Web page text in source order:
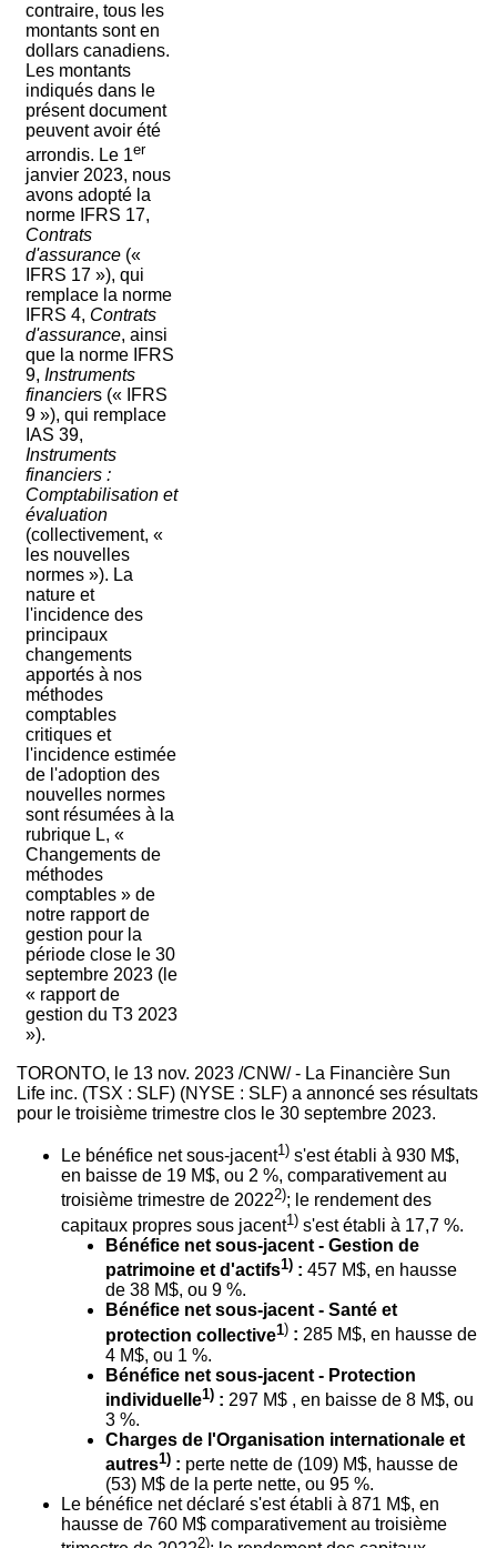
contraire, tous les
montants sont en
dollars canadiens.
Les montants
indiqués dans le
présent document
peuvent avoir été
arrondis. Le 1er
janvier 2023, nous
avons adopté la
norme IFRS 17,
Contrats
d'assurance(«
IFRS 17 »), qui
remplace la norme
IFRS 4, Contrats
d'assurance, ainsi
que la norme IFRS
9, Instruments
financiers (« IFRS
9 »), qui remplace
IAS 39,
Instruments
financiers :
Comptabilisation et
évaluation
(collectivement, «
les nouvelles
normes »). La
nature et
l'incidence des
principaux
changements
apportés à nos
méthodes
comptables
critiques et
l'incidence estimée
de l'adoption des
nouvelles normes
sont résumées à la
rubrique L, «
Changements de
méthodes
comptables » de
notre rapport de
gestion pour la
période close le 30
septembre 2023 (le
« rapport de
gestion du T3 2023
»).
TORONTO, le 13 nov. 2023 /CNW/ - La Financière Sun
Life inc. (TSX : SLF) (NYSE : SLF) a annoncé ses résultats
pour le troisième trimestre clos le 30 septembre 2023.
Le bénéfice net sous-jacent1) s'est établi à 930 M$,
en baisse de 19 M$, ou 2 %, comparativement au
troisième trimestre de 20222); le rendement des
capitaux propres sous jacent1) s'est établi à 17,7 %.
Bénéfice net sous-jacent - Gestion de
patrimoine et d'actifs1) : 457 M$, en hausse
de 38 M$, ou 9 %.
Bénéfice net sous-jacent - Santé et
protection collective1) : 285 M$, en hausse de
4 M$, ou 1 %.
Bénéfice net sous-jacent - Protection
individuelle1) : 297 M$ , en baisse de 8 M$, ou
3 %.
Charges de l'Organisation internationale et
autres1) : perte nette de (109) M$, hausse de
(53) M$ de la perte nette, ou 95 %.
Le bénéfice net déclaré s'est établi à 871 M$, en
hausse de 760 M$ comparativement au troisième
2)